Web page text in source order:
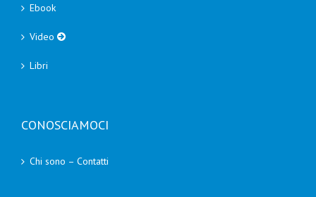
Ebook
Video
Libri
CONOSCIAMOCI
Chi sono – Contatti